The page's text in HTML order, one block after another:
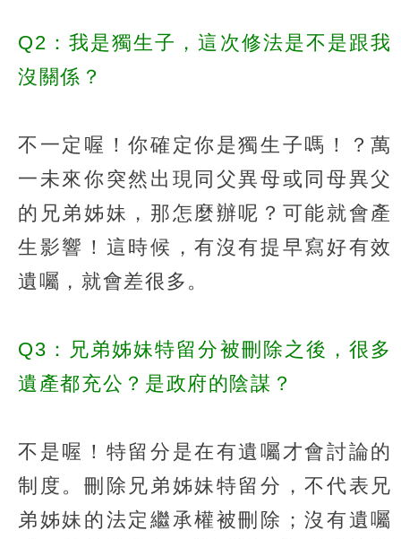
Q2：我是獨生子，這次修法是不是跟我
沒關係？
不一定喔！你確定你是獨生子嗎！？萬
一未來你突然出現同父異母或同母異父
的兄弟姊妹，那怎麼辦呢？可能就會產
生影響！這時候，有沒有提早寫好有效
遺囑，就會差很多。
Q3：兄弟姊妹特留分被刪除之後，很多
遺產都充公？是政府的陰謀？
不是喔！特留分是在有遺囑才會討論的
制度。刪除兄弟姊妹特留分，不代表兄
弟姊妹的法定繼承權被刪除；沒有遺囑